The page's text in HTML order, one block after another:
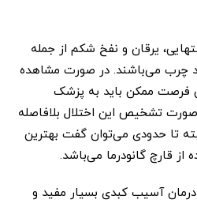
یرقان و نفخ شکم از جمله
کبد چرب می‌باشند. در صورت مشاهده
فرصت ممکن باید به پزشک
تشخیص این اختلال بلافاصله
تا حدودی می‌توان گفت بهترین
قارچ گانودرما می‌باشد.
آسیب کبدی بسیار مفید و